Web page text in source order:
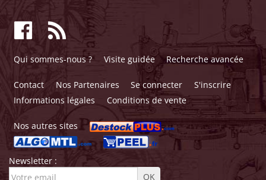
Qui sommes-nous ? Visite guidée Recherche avancée
Contact Nos Partenaires Se connecter
S'inscrire
Informations légales
Conditions de vente
Nos autres sites
Newsletter :